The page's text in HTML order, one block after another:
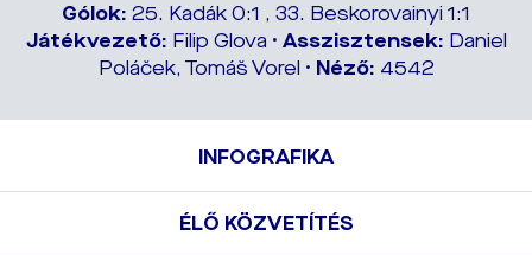
Gólok: 25. Kadák 0:1 , 33. Beskorovainyi 1:1
Játékvezető: Filip Glova • Asszisztensek: Daniel
Poláček, Tomáš Vorel • Néző: 4542
INFOGRAFIKA
ÉLŐ KÖZVETÍTÉS